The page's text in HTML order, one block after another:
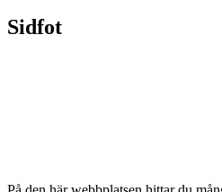
Sidfot